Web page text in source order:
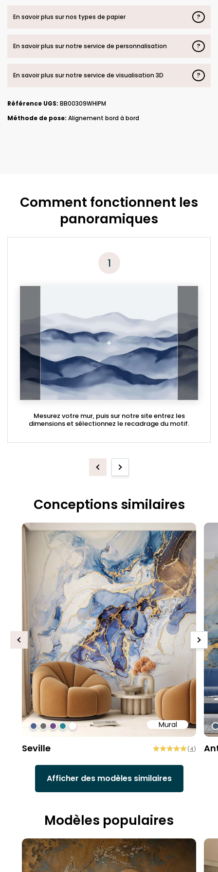
En savoir plus sur nos types de papier ?
En savoir plus sur notre service de personnalisation ?
En savoir plus sur notre service de visualisation 3D ?
Référence UGS: BB00309WHIPM
Méthode de pose: Alignement bord à bord
Comment fonctionnent les
panoramiques
1
Mesurez votre mur, puis sur notre site entrez les
dimensions et sélectionnez le recadrage du motif.
PreviousNext
Conceptions similaires
Mural
#4f618d
#6d6d6d
#6c4b86
#2b858f
#ffffff
Seville (4)
Previous Next
Afficher des modèles similaires
Modèles populaires